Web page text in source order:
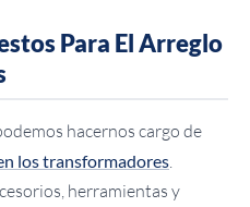
Para El Arreglo
hacernos cargo de
los transformadores
herramientas y